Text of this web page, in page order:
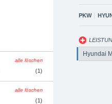
alle löschen
(1)
alle löschen
(1)
PKW|
Hyundai